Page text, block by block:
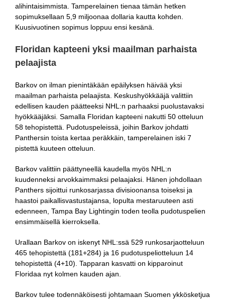
alihintaisimmista. Tamperelainen tienaa tämän hetken
sopimuksellaan 5,9 miljoonaa dollaria kautta kohden.
Kuusivuotinen sopimus loppuu ensi kesänä.
Floridan kapteeni yksi maailman parhaista
pelaajista
Barkov on ilman pienintäkään epäilyksen häivää yksi
maailman parhaista pelaajista. Keskushyökkääjä valittiin
edellisen kauden päätteeksi NHL:n parhaaksi puolustavaksi
hyökkääjäksi. Samalla Floridan kapteeni nakutti 50 otteluun
58 tehopistettä. Pudotuspeleissä, joihin Barkov johdatti
Panthersin toista kertaa peräkkäin, tamperelainen iski 7
pistettä kuuteen otteluun.
Barkov valittiin päättyneellä kaudella myös NHL:n
kuudenneksi arvokkaimmaksi pelaajaksi. Hänen johdollaan
Panthers sijoittui runkosarjassa divisioonansa toiseksi ja
haastoi paikallisvastustajansa, lopulta mestaruuteen asti
edenneen, Tampa Bay Lightingin toden teolla pudotuspelien
ensimmäisellä kierroksella.
Urallaan Barkov on iskenyt NHL:ssä 529 runkosarjaotteluun
465 tehopistettä (181+284) ja 16 pudotuspeliotteluun 14
tehopistettä (4+10). Tapparan kasvatti on kipparoinut
Floridaa nyt kolmen kauden ajan.
Barkov tulee todennäköisesti johtamaan Suomen ykkösketjua